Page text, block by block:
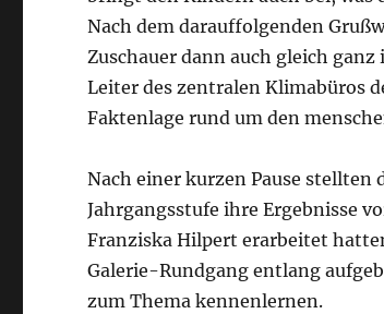
Nach dem darauffolgenden
Zuschauer dann auch gleich
Leiter des zentralen Klimabüros
Faktenlage rund um den
Nach einer kurzen Pause stellten
Jahrgangsstufe ihre Ergebnisse
Franziska Hilpert erarbeitet
Galerie-Rundgang entlang
zum Thema kennenlernen.